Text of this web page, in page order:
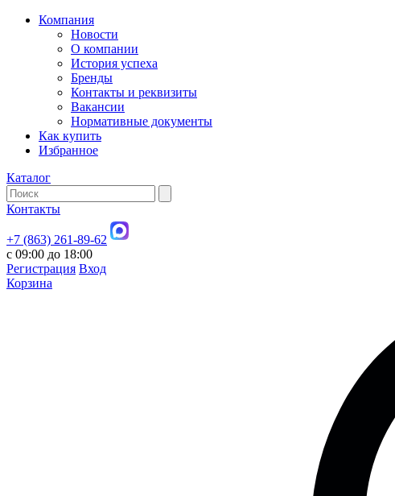
Компания
Новости
О компании
История успеха
Бренды
Контакты и реквизиты
Вакансии
Нормативные документы
Как купить
Избранное
Каталог
Контакты
+7 (863) 261-89-62
с 09:00 до 18:00
Регистрация Вход
Корзина